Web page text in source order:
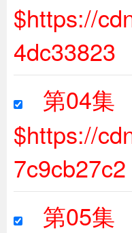
$https://
4dc33823
第04集
$https://
7c9cb27c2
第05集